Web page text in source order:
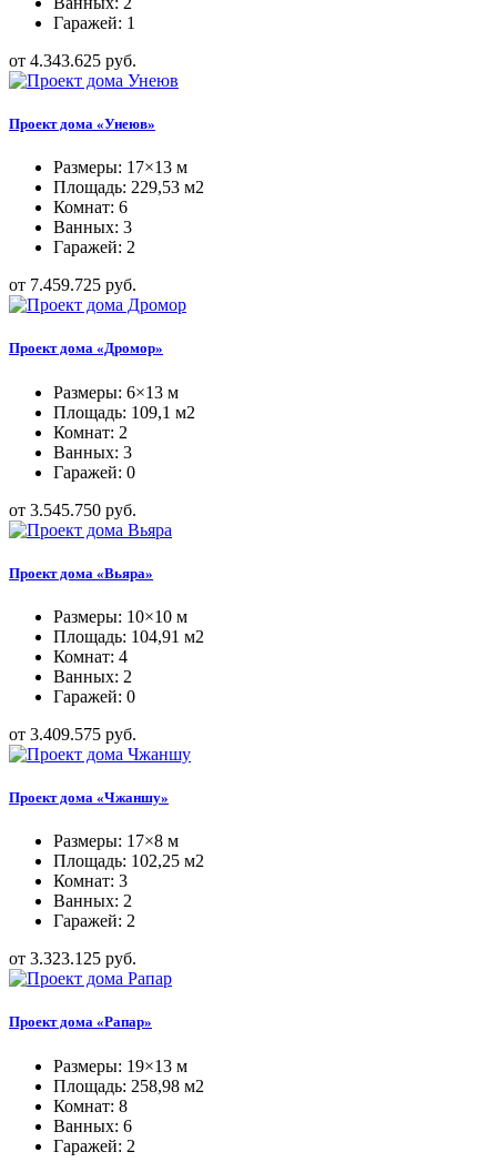
Гаражей: 1
от 4.343.625 руб.
Проект дома «Унеюв»
Размеры: 17×13 м
Площадь: 229,53 м2
Комнат: 6
Ванных: 3
Гаражей: 2
от 7.459.725 руб.
Проект дома «Дромор»
Размеры: 6×13 м
Площадь: 109,1 м2
Комнат: 2
Ванных: 3
Гаражей: 0
от 3.545.750 руб.
Проект дома «Вьяра»
Размеры: 10×10 м
Площадь: 104,91 м2
Комнат: 4
Ванных: 2
Гаражей: 0
от 3.409.575 руб.
Проект дома «Чжаншу»
Размеры: 17×8 м
Площадь: 102,25 м2
Комнат: 3
Ванных: 2
Гаражей: 2
от 3.323.125 руб.
Проект дома «Рапар»
Размеры: 19×13 м
Площадь: 258,98 м2
Комнат: 8
Ванных: 6
Гаражей: 2